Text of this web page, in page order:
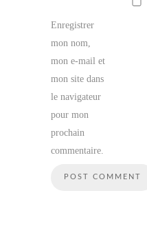
Enregistrer
mon nom,
mon e-mail et
mon site dans
le navigateur
pour mon
prochain
commentaire.